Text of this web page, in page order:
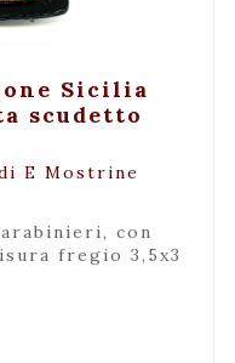
Sicilia
scudetto
E Mostrine
fregio 3,5x3